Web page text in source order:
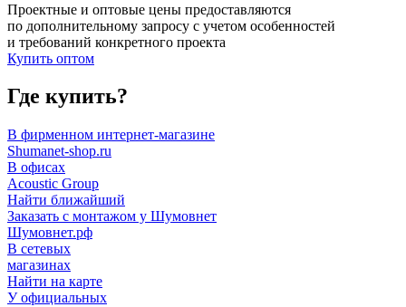
Проектные и оптовые цены предоставляются
по дополнительному запросу с учетом особенностей
и требований конкретного проекта
Купить оптом
Где купить?
В фирменном интернет-магазине
Shumanet-shop.ru
В офисах
Acoustic Group
Найти ближайший
Заказать с монтажом у Шумовнет
Шумовнет.рф
В сетевых
магазинах
Найти на карте
У официальных